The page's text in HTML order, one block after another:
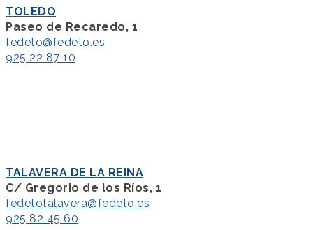
TOLEDO
Paseo de Recaredo, 1
fedeto@fedeto.es
925 22 87 10
TALAVERA DE LA REINA
C/ Gregorio de los Ríos, 1
fedetotalavera@fedeto.es
925 82 45 60